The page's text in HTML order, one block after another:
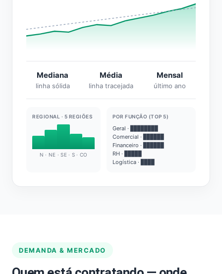
Mediana
linha sólida
Média
linha tracejada
Mensal
último ano
REGIONAL · 5 REGIÕES
N · NE · SE · S · CO
POR FUNÇÃO (TOP 5)
Geral · ████████
Comercial · ██████
Financeiro · ██████
RH · █████
Logística · ████
DEMANDA & MERCADO